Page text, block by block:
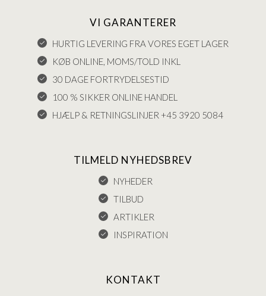
VI GARANTERER
HURTIG LEVERING FRA VORES EGET LAGER
KØB ONLINE, MOMS/TOLD INKL
30 DAGE FORTRYDELSESTID
100 % SIKKER ONLINE HANDEL
HJÆLP & RETNINGSLINJER +45 3920 5084
TILMELD NYHEDSBREV
NYHEDER
TILBUD
ARTIKLER
INSPIRATION
KONTAKT